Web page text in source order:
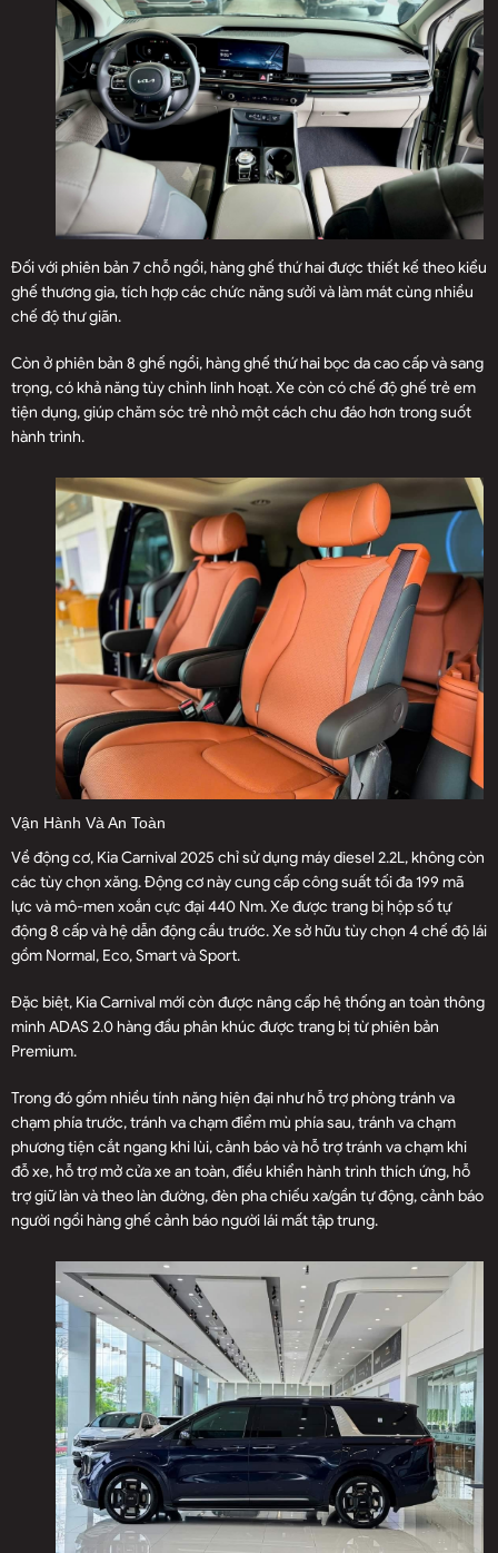
Đối với phiên bản 7 chỗ ngồi, hàng ghế thứ hai được thiết kế theo kiểu
ghế thương gia, tích hợp các chức năng sưởi và làm mát cùng nhiều
chế độ thư giãn.
Còn ở phiên bản 8 ghế ngồi, hàng ghế thứ hai bọc da cao cấp và sang
trọng, có khả năng tùy chỉnh linh hoạt. Xe còn có chế độ ghế trẻ em
tiện dụng, giúp chăm sóc trẻ nhỏ một cách chu đáo hơn trong suốt
hành trình.
Vận Hành Và An Toàn
Về động cơ, Kia Carnival 2025 chỉ sử dụng máy diesel 2.2L, không còn
các tùy chọn xăng. Động cơ này cung cấp công suất tối đa 199 mã
lực và mô-men xoắn cực đại 440 Nm. Xe được trang bị hộp số tự
động 8 cấp và hệ dẫn động cầu trước. Xe sở hữu tùy chọn 4 chế độ lái
gồm Normal, Eco, Smart và Sport.
Đặc biệt, Kia Carnival mới còn được nâng cấp hệ thống an toàn thông
minh ADAS 2.0 hàng đầu phân khúc được trang bị từ phiên bản
Premium.
Trong đó gồm nhiều tính năng hiện đại như hỗ trợ phòng tránh va
chạm phía trước, tránh va chạm điểm mù phía sau, tránh va chạm
phương tiện cắt ngang khi lùi, cảnh báo và hỗ trợ tránh va chạm khi
đỗ xe, hỗ trợ mở cửa xe an toàn, điều khiển hành trình thích ứng, hỗ
trợ giữ làn và theo làn đường, đèn pha chiếu xa/gần tự động, cảnh báo
người ngồi hàng ghế cảnh báo người lái mất tập trung.